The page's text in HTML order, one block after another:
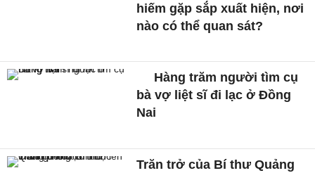
hiếm gặp sắp xuất hiện, nơi
nào có thể quan sát?
Hàng trăm người tìm cụ
bà vợ liệt sĩ đi lạc ở Đồng
Nai
Trăn trở của Bí thư Quảng